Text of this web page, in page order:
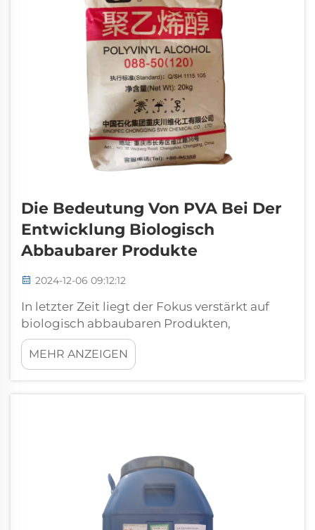
Die Bedeutung Von PVA Bei Der
Entwicklung Biologisch
Abbaubarer Produkte
2024-12-06 09:12:12
In letzter Zeit liegt der Fokus verstärkt auf
biologisch abbaubaren Produkten,
insbesondere aufgrund der jüngsten
Einstellungsänderungen gegenüber
nachhaltigen Praktiken. Einer der wichtigsten
MEHR ANZEIGEN